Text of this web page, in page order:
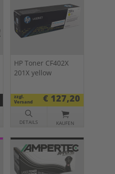
HP Toner CF402X
201X yellow
zzgl.
Versand
€ 127,20
DETAILS KAUFEN